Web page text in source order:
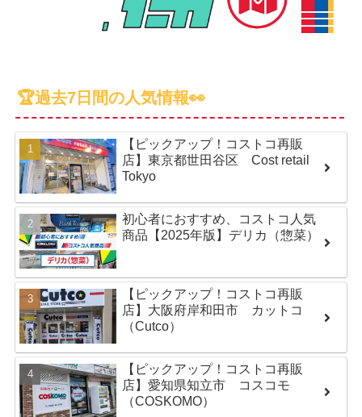
🏆過去7日間の人気情報👀
【ピックアップ！コストコ再販
店】東京都世田谷区 Cost retail
Tokyo
初心者におすすめ、コストコ人気
商品【2025年版】デリカ（惣菜）
【ピックアップ！コストコ再販
店】大阪府岸和田市 カットコ
（Cutco）
【ピックアップ！コストコ再販
店】愛知県知立市 コスコモ
（COSKOMO）